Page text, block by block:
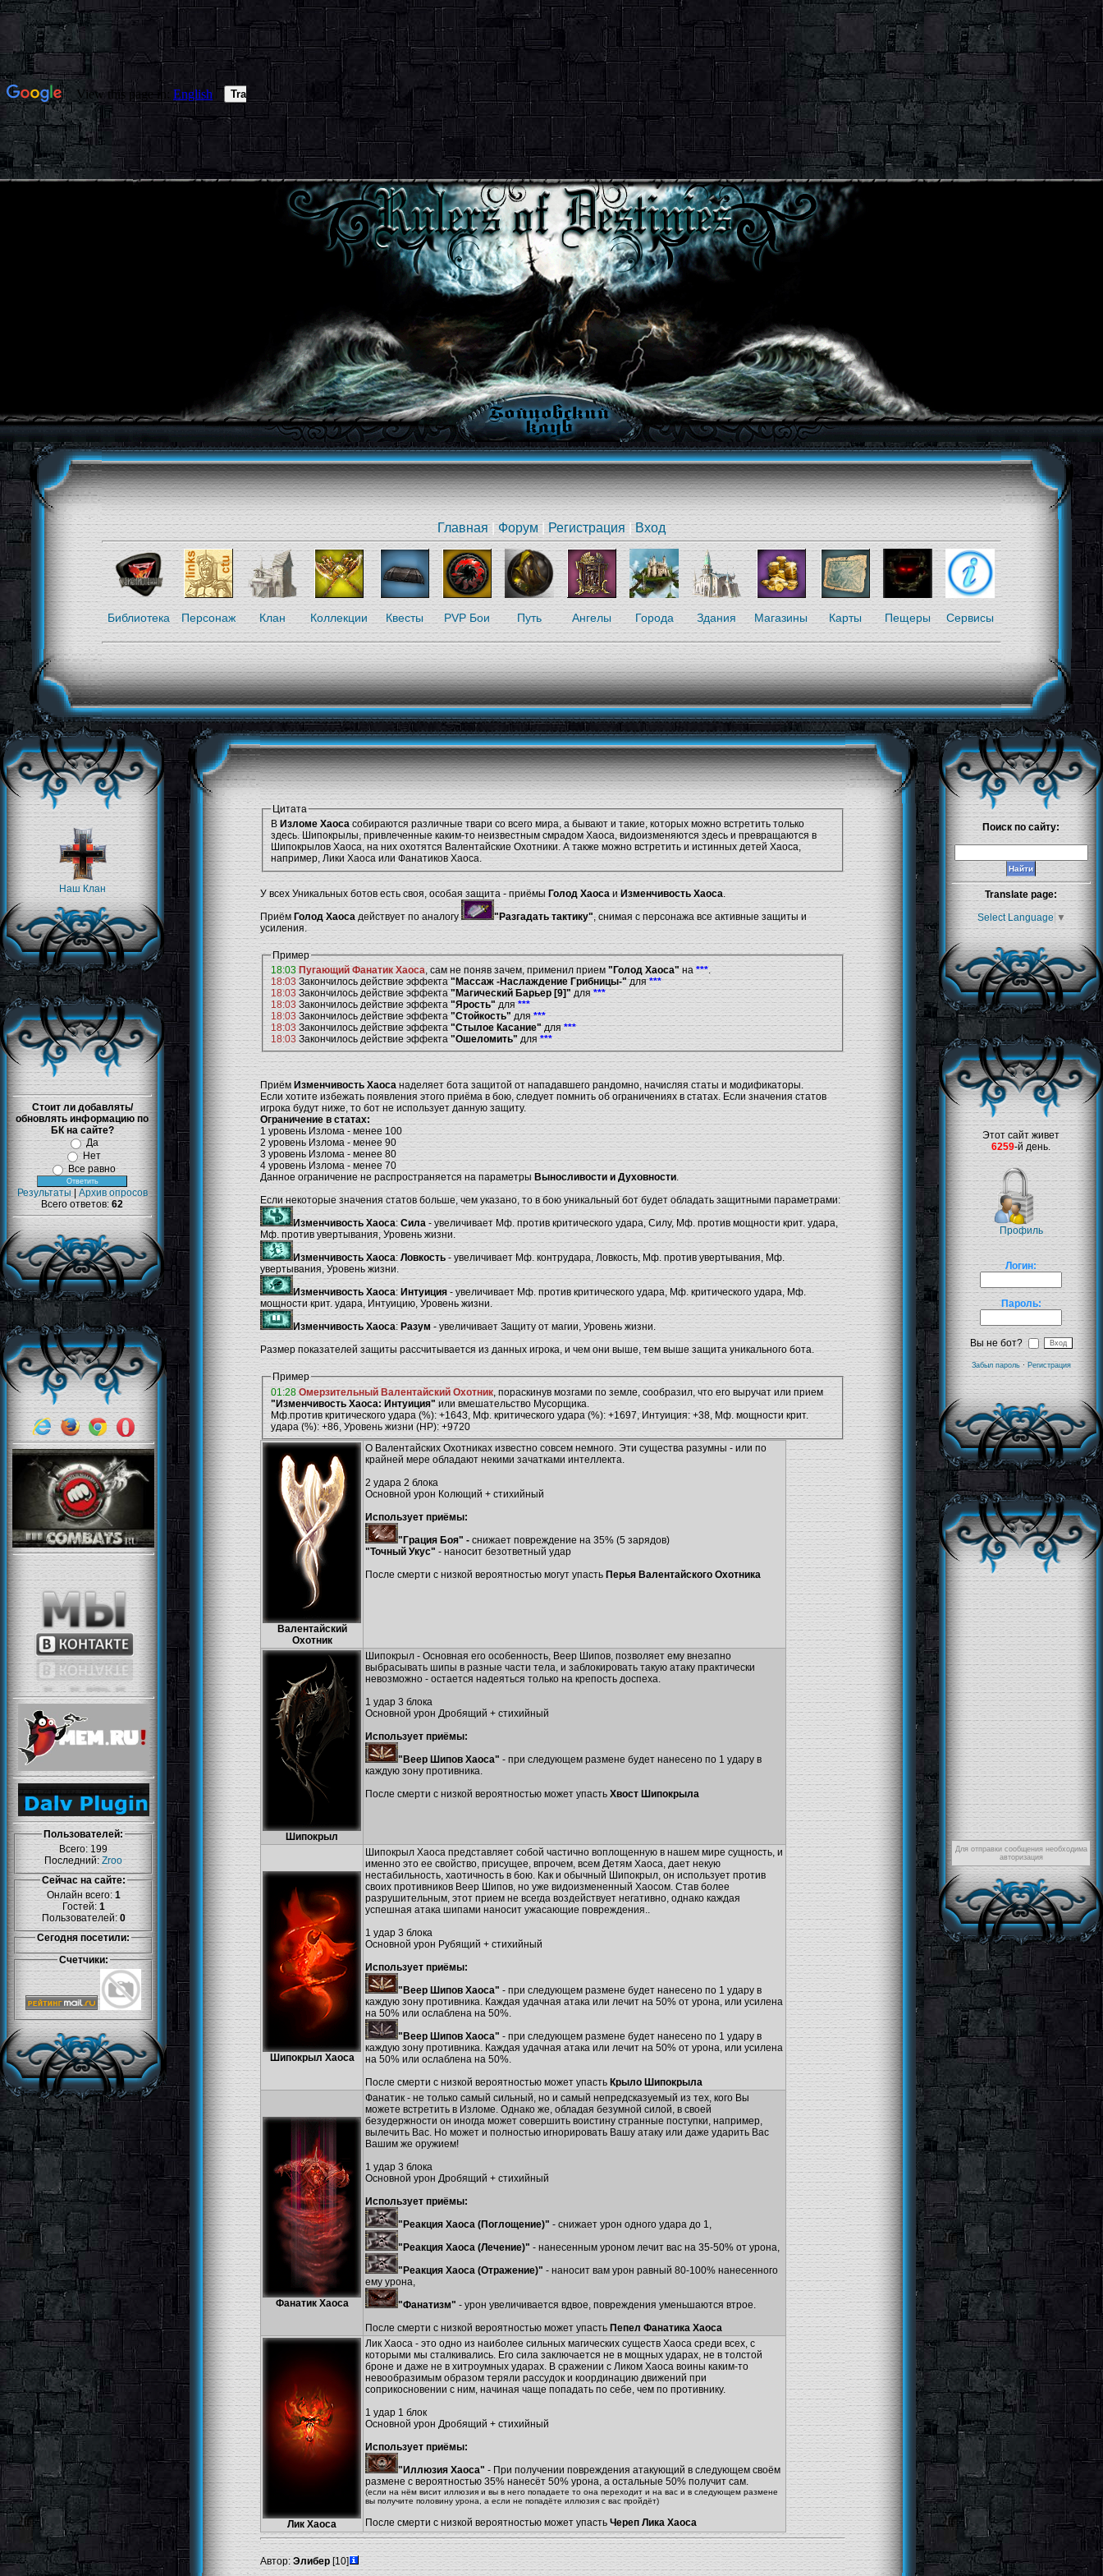
Главная|Форум| Регистрация|Вход
Библиотека Персонаж Клан Коллекции Квесты PVP Бои Путь Ангелы Города Здания Магазины Карты Пещеры Сервисы
Наш Клан
Стоит ли добавлять/
обновлять информацию по
БК на сайте?
Да
Нет
Все равно
Результаты
Архив опросов
Всего ответов: 62
Пользователей:
Всего: 199
Последний:Zroo
Сейчас на сайте:
Онлайн всего:1
Гостей: 1
Пользователей:0
Сегодня посетили:
Счетчики:
Цитата
В Изломе Хаосасобираются различные твари со всего мира, а бывают и такие, которых можно встретить только
здесь. Шипокрылы, привлеченные каким-то неизвестным смрадом Хаоса, видоизменяются здесь и превращаются в
Шипокрылов Хаоса, на них охотятся Валентайские Охотники. А также можно встретить и истинных детей Хаоса,
например, Лики Хаоса или Фанатиков Хаоса.
У всех Уникальных ботов есть своя, особая защита - приёмы Голод ХаосаиИзменчивость Хаоса.
ПриёмГолод Хаоса действует по аналогу "Разгадать тактику", снимая с персонажа все активные защиты и
усиления.
Пример
18:03 Пугающий Фанатик Хаоса, сам не поняв зачем, применил прием "Голод Хаоса" на ***.
18:03Закончилось действие эффекта"Массаж -Наслаждение Грибницы-"для***
18:03 Закончилось действие эффекта"Магический Барьер [9]" для***
18:03 Закончилось действие эффекта"Ярость" для***
18:03 Закончилось действие эффекта"Стойкость" для***
18:03Закончилось действие эффекта"Стылое Касание"для***
18:03 Закончилось действие эффекта"Ошеломить" для***
Приём Изменчивость Хаосанаделяет бота защитой от нападавшего рандомно, начисляя статы и модификаторы.
Если хотите избежать появления этого приёма в бою, следует помнить об ограничениях в статах. Если значения статов
игрока будут ниже, то бот не использует данную защиту.
Ограничение в статах:
1 уровень Излома - менее 100
2 уровень Излома - менее 90
3 уровень Излома - менее 80
4 уровень Излома - менее 70
Данное ограничение не распространяется на параметры Выносливости и Духовности.
Если некоторые значения статов больше, чем указано, то в бою уникальный бот будет обладать защитными параметрами:
Изменчивость Хаоса: Сила - увеличивает Мф. против критического удара, Силу, Мф. против мощности крит. удара,
Мф. против увертывания, Уровень жизни.
Изменчивость Хаоса: Ловкость - увеличивает Мф. контрудара, Ловкость, Мф. против увертывания, Мф.
увертывания, Уровень жизни.
Изменчивость Хаоса: Интуиция- увеличивает Мф. против критического удара, Мф. критического удара, Мф.
мощности крит. удара, Интуицию, Уровень жизни.
Изменчивость Хаоса: Разум - увеличивает Защиту от магии, Уровень жизни.
Размер показателей защиты рассчитывается из данных игрока, и чем они выше, тем выше защита уникального бота.
Пример
01:28 Омерзительный Валентайский Охотник , пораскинув мозгами по земле, сообразил, что его выручат или прием
"Изменчивость Хаоса: Интуиция" или вмешательство Мусорщика.
Мф.против критического удара (%): +1643, Мф. критического удара (%): +1697, Интуиция: +38, Мф. мощности крит.
удара (%): +86, Уровень жизни (HP): +9720
Валентайский
Охотник
О Валентайских Охотниках известно совсем немного. Эти существа разумны - или по
крайней мере обладают некими зачатками интеллекта.
2 удара 2 блока
Основной урон Колющий + стихийный
Использует приёмы:
"Грация Боя" - снижает повреждение на 35% (5 зарядов)
"Точный Укус" - наносит безответный удар
После смерти с низкой вероятностью могут упасть Перья Валентайского Охотника
Шипокрыл
Шипокрыл - Основная его особенность, Веер Шипов, позволяет ему внезапно
выбрасывать шипы в разные части тела, и заблокировать такую атаку практически
невозможно - остается надеяться только на крепость доспеха.
1 удар 3 блока
Основной урон Дробящий + стихийный
Использует приёмы:
"Веер Шипов Хаоса" - при следующем размене будет нанесено по 1 удару в
каждую зону противника.
После смерти с низкой вероятностью может упасть Хвост Шипокрыла
Шипокрыл Хаоса
Шипокрыл Хаоса представляет собой частично воплощенную в нашем мире сущность, и
именно это ее свойство, присущее, впрочем, всем Детям Хаоса, дает некую
нестабильность, хаотичность в бою. Как и обычный Шипокрыл, он использует против
своих противников Веер Шипов, но уже видоизмененный Хаосом. Став более
разрушительным, этот прием не всегда воздействует негативно, однако каждая
успешная атака шипами наносит ужасающие повреждения..
1 удар 3 блока
Основной урон Рубящий + стихийный
Использует приёмы:
"Веер Шипов Хаоса" - при следующем размене будет нанесено по 1 удару в
каждую зону противника. Каждая удачная атака или лечит на 50% от урона, или усилена
на 50% или ослаблена на 50%.
"Веер Шипов Хаоса" - при следующем размене будет нанесено по 1 удару в
каждую зону противника. Каждая удачная атака или лечит на 50% от урона, или усилена
на 50% или ослаблена на 50%.
После смерти с низкой вероятностью может упасть Крыло Шипокрыла
Фанатик Хаоса
Фанатик - не только самый сильный, но и самый непредсказуемый из тех, кого Вы
можете встретить в Изломе. Однако же, обладая безумной силой, в своей
безудержности он иногда может совершить воистину странные поступки, например,
вылечить Вас. Но может и полностью игнорировать Вашу атаку или даже ударить Вас
Вашим же оружием!
1 удар 3 блока
Основной урон Дробящий + стихийный
Использует приёмы:
"Реакция Хаоса (Поглощение)" - снижает урон одного удара до 1,
"Реакция Хаоса (Лечение)" - нанесенным уроном лечит вас на 35-50% от урона,
"Реакция Хаоса (Отражение)" - наносит вам урон равный 80-100% нанесенного
ему урона,
"Фанатизм" - урон увеличивается вдвое, повреждения уменьшаются втрое.
После смерти с низкой вероятностью может упасть Пепел Фанатика Хаоса
Лик Хаоса
Лик Хаоса - это одно из наиболее сильных магических существ Хаоса среди всех, с
которыми мы сталкивались. Его сила заключается не в мощных ударах, не в толстой
броне и даже не в хитроумных ударах. В сражении с Ликом Хаоса воины каким-то
невообразимым образом теряли рассудок и координацию движений при
соприкосновении с ним, начиная чаще попадать по себе, чем по противнику.
1 удар 1 блок
Основной урон Дробящий + стихийный
Использует приёмы:
"Иллюзия Хаоса" - При получении повреждения атакующий в следующем своём
размене с вероятностью 35% нанесёт 50% урона, а остальные 50% получит сам.
(если на нём висит иллюзия и вы в него попадаете то она переходит и на вас и в следующем размене
вы получите половину урона, а если не попадёте иллюзия с вас пройдёт)
После смерти с низкой вероятностью может упасть Череп Лика Хаоса
Автор: Элибер [10]
Поиск по сайту:
Translate page:
Select Language ▼
Этот сайт живет
6259-й день.
Профиль
Логин:
Пароль:
Вы не бот?
Забыл пароль· Регистрация
Для отправки сообщения необходима
авторизация